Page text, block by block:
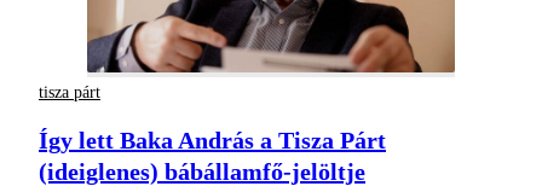
tisza párt
Így lett Baka András a Tisza Párt
(ideiglenes) bábállamfő-jelöltje